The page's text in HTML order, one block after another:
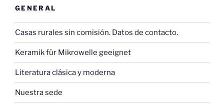
GENERAL
Casas rurales sin comisión. Datos de contacto.
Keramik für Mikrowelle geeignet
Literatura clásica y moderna
Nuestra sede